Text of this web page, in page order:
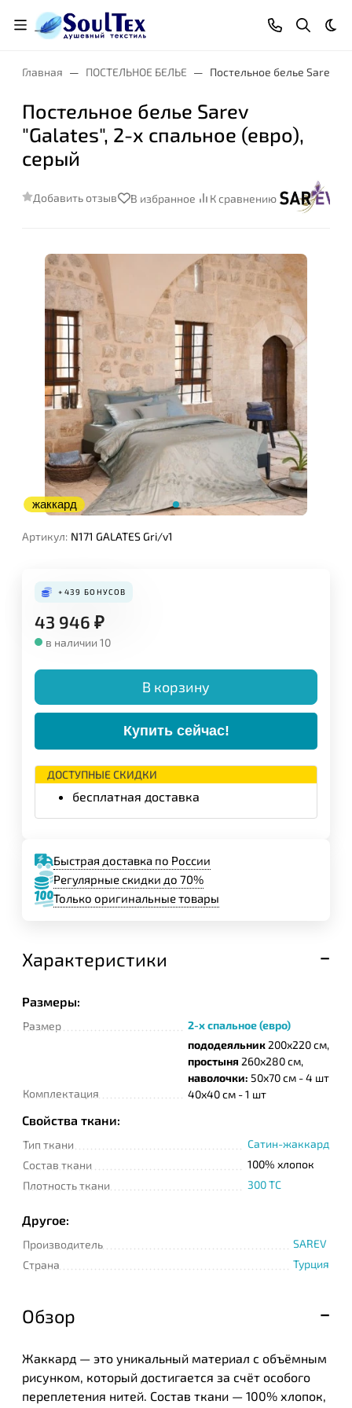
Главная ПОСТЕЛЬНОЕ БЕЛЬЕ Постельное белье Sarev
Постельное белье Sarev
"Galates", 2-х спальное (евро),
серый
Добавить отзыв В избранное К сравнению
жаккард
Артикул: N171 GALATES Gri/v1
+439 БОНУСОВ
43 946 ₽
в наличии 10
В корзину
Купить сейчас!
ДОСТУПНЫЕ СКИДКИ
бесплатная доставка
Быстрая доставка по России
Регулярные скидки до 70%
Только оригинальные товары
Характеристики
Размеры:
Размер 2-х спальное (евро)
Комплектация
пододеяльник 200х220 см,
простыня 260х280 см,
наволочки: 50х70 см - 4 шт
40х40 см - 1 шт
Свойства ткани:
Тип ткани
Сатин-жаккард
Состав ткани
100% хлопок
Плотность ткани
300 TC
Другое:
Производитель
SAREV
Страна
Турция
Обзор
Жаккард — это уникальный материал с объёмным
рисунком, который достигается за счёт особого
переплетения нитей. Состав ткани — 100% хлопок,